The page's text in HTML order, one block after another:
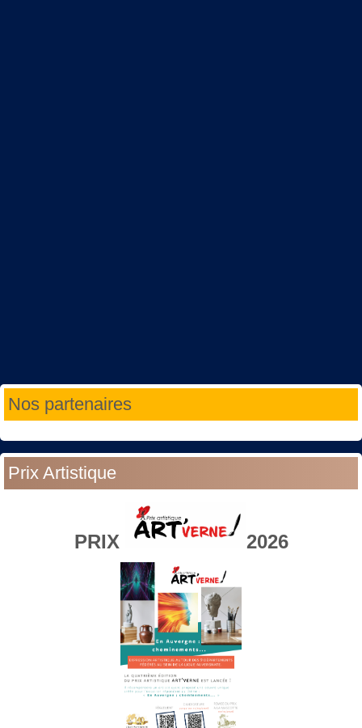
Nos partenaires
Prix Artistique
PRIX 2026
Année
précédente
Mois
précédent
Année
suivante
Mois
suivant